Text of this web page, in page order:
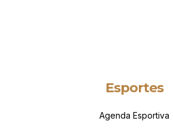
Esportes
Agenda Esportiva